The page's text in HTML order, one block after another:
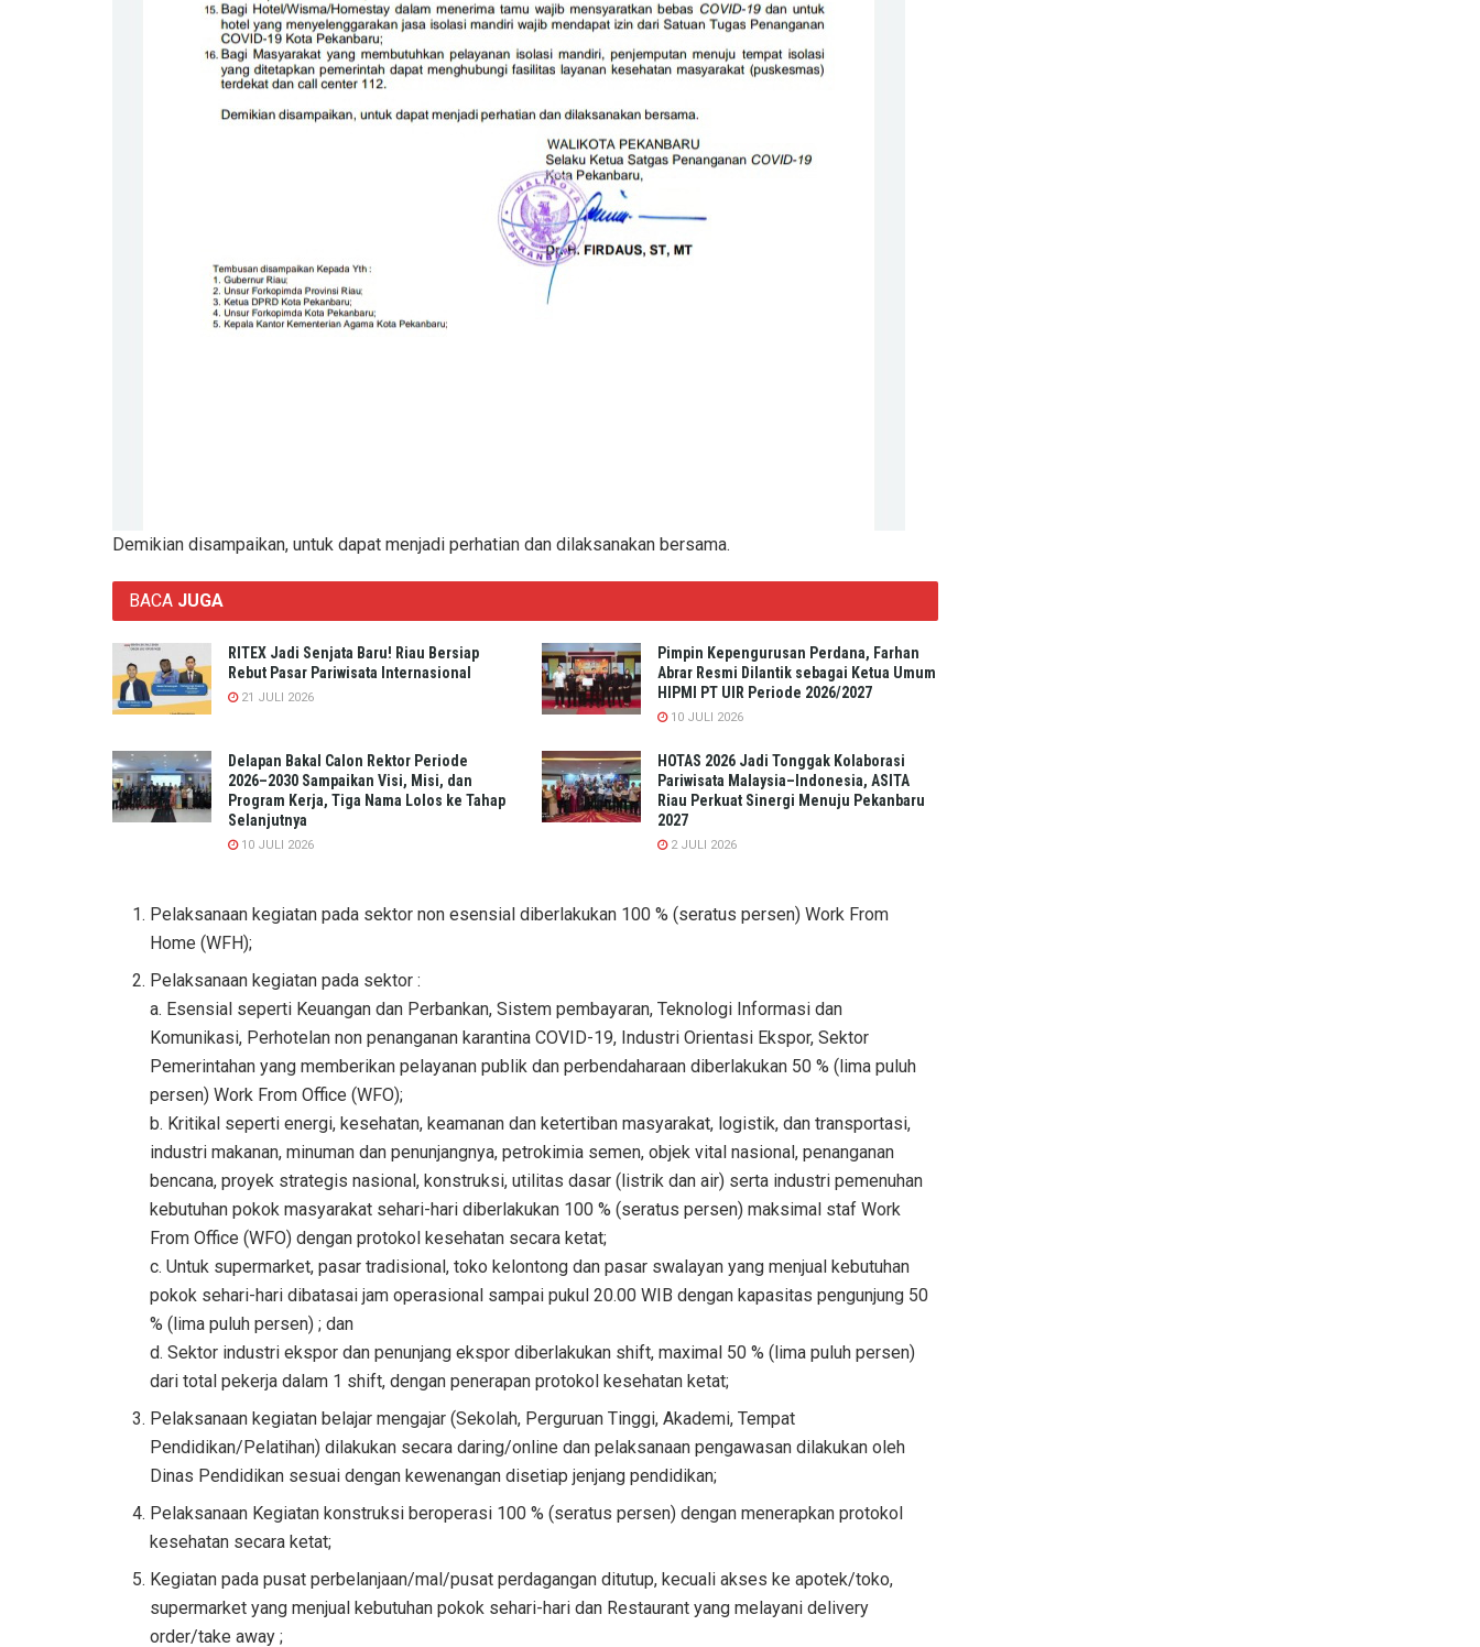
Demikian disampaikan, untuk dapat menjadi perhatian dan dilaksanakan bersama.
BACA JUGA
RITEX Jadi Senjata Baru! Riau Bersiap
Rebut Pasar Pariwisata Internasional
21 JULI 2026
Pimpin Kepengurusan Perdana, Farhan
Abrar Resmi Dilantik sebagai Ketua Umum
HIPMI PT UIR Periode 2026/2027
10 JULI 2026
Delapan Bakal Calon Rektor Periode
2026–2030 Sampaikan Visi, Misi, dan
Program Kerja, Tiga Nama Lolos ke Tahap
Selanjutnya
10 JULI 2026
HOTAS 2026 Jadi Tonggak Kolaborasi
Pariwisata Malaysia–Indonesia, ASITA
Riau Perkuat Sinergi Menuju Pekanbaru
2027
2 JULI 2026
Pelaksanaan kegiatan pada sektor non esensial diberlakukan 100 % (seratus persen) Work From
Home (WFH);
Pelaksanaan kegiatan pada sektor :
a. Esensial seperti Keuangan dan Perbankan, Sistem pembayaran, Teknologi Informasi dan
Komunikasi, Perhotelan non penanganan karantina COVID-19, Industri Orientasi Ekspor, Sektor
Pemerintahan yang memberikan pelayanan publik dan perbendaharaan diberlakukan 50 % (lima puluh
persen) Work From Office (WFO);
b. Kritikal seperti energi, kesehatan, keamanan dan ketertiban masyarakat, logistik, dan transportasi,
industri makanan, minuman dan penunjangnya, petrokimia semen, objek vital nasional, penanganan
bencana, proyek strategis nasional, konstruksi, utilitas dasar (listrik dan air) serta industri pemenuhan
kebutuhan pokok masyarakat sehari-hari diberlakukan 100 % (seratus persen) maksimal staf Work
From Office (WFO) dengan protokol kesehatan secara ketat;
c. Untuk supermarket, pasar tradisional, toko kelontong dan pasar swalayan yang menjual kebutuhan
pokok sehari-hari dibatasai jam operasional sampai pukul 20.00 WIB dengan kapasitas pengunjung 50
% (lima puluh persen) ; dan
d. Sektor industri ekspor dan penunjang ekspor diberlakukan shift, maximal 50 % (lima puluh persen)
dari total pekerja dalam 1 shift, dengan penerapan protokol kesehatan ketat;
Pelaksanaan kegiatan belajar mengajar (Sekolah, Perguruan Tinggi, Akademi, Tempat
Pendidikan/Pelatihan) dilakukan secara daring/online dan pelaksanaan pengawasan dilakukan oleh
Dinas Pendidikan sesuai dengan kewenangan disetiap jenjang pendidikan;
Pelaksanaan Kegiatan konstruksi beroperasi 100 % (seratus persen) dengan menerapkan protokol
kesehatan secara ketat;
Kegiatan pada pusat perbelanjaan/mal/pusat perdagangan ditutup, kecuali akses ke apotek/toko,
supermarket yang menjual kebutuhan pokok sehari-hari dan Restaurant yang melayani delivery
order/take away ;